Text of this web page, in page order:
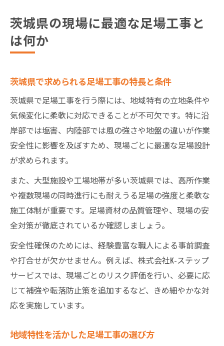
茨城県の現場に最適な足場工事と
は何か
茨城県で求められる足場工事の特長と条件
茨城県で足場工事を行う際には、地域特有の立地条件や
気候変化に柔軟に対応できることが不可欠です。特に沿
岸部では塩害、内陸部では風の強さや地盤の違いが作業
安全性に影響を及ぼすため、現場ごとに最適な足場設計
が求められます。
また、大型施設や工場地帯が多い茨城県では、高所作業
や複数現場の同時進行にも耐えうる足場の強度と柔軟な
施工体制が重要です。足場資材の品質管理や、現場の安
全対策が徹底されているか確認しましょう。
安全性確保のためには、経験豊富な職人による事前調査
や打合せが欠かせません。例えば、株式会社K-ステップ
サービスでは、現場ごとのリスク評価を行い、必要に応
じて補強や転落防止策を追加するなど、きめ細やかな対
応を実施しています。
地域特性を活かした足場工事の選び方